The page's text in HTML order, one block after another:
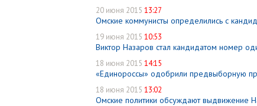
20 июня 2015 13:27
Омские коммунисты определились с
19 июня 2015 10:53
Виктор Назаров стал кандидатом номер
18 июня 2015 14:15
«Единороссы» одобрили предвыборную
18 июня 2015 13:02
Омские политики обсуждают выдвижение